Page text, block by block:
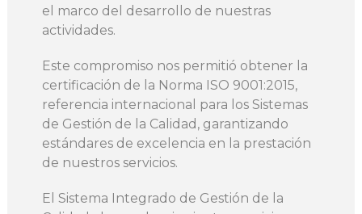
el marco del desarrollo de nuestras
actividades.
Este compromiso nos permitió obtener la
certificación de la Norma ISO 9001:2015,
referencia internacional para los Sistemas
de Gestión de la Calidad, garantizando
estándares de excelencia en la prestación
de nuestros servicios.
El Sistema Integrado de Gestión de la